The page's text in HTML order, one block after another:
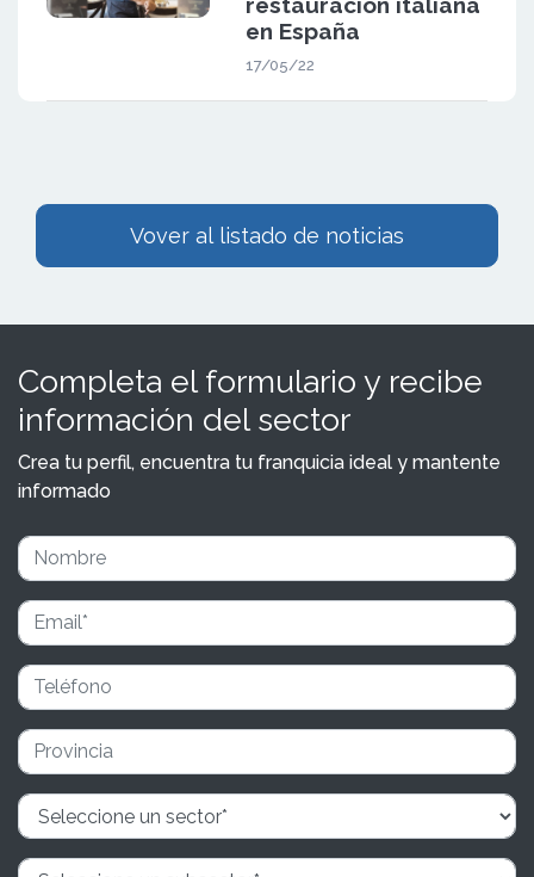
restauración italiana
en España
17/05/22
Vover al listado de noticias
Completa el formulario y recibe
información del sector
Crea tu perfil, encuentra tu franquicia ideal y mantente
informado